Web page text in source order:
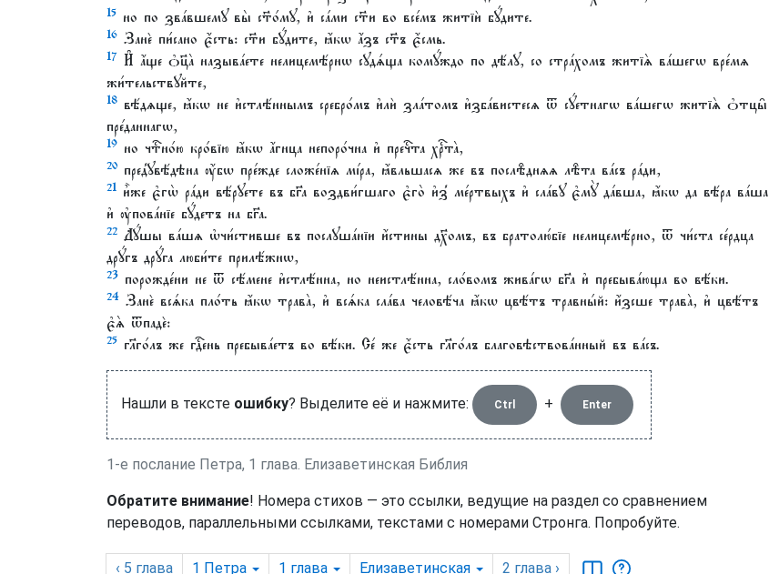
15 но по зва́вшемꙋ вы̀ ст҃о́мꙋ, и҆ са́ми ст҃и во все́мъ житїѝ бꙋ́дите.
16 Занѐ пи́сано є҆́сть: ст҃и бꙋ́дите, ꙗ҆́кѡ а҆́зъ ст҃ъ є҆́смь.
17 И҆ а҆́ще ѻ҆ц҃а̀ называ́ете нелицемѣ́рнѡ сꙋдѧ́ща комꙋ́ждо по дѣ́лꙋ, со стра́хомъ житїѧ̀ ва́шегѡ вре́мѧ
жи́тельствꙋйте,
18 вѣ́дѧще, ꙗ҆́кѡ не и҆стлѣ́ннымъ сребро́мъ и҆лѝ зла́томъ и҆зба́вистесѧ ѿ сꙋ́етнагѡ ва́шегѡ житїѧ̀ ѻ҆тцы̑
пре́даннагѡ,
19 но чтⷭ҇но́ю кро́вїю ꙗ҆́кѡ а҆́гнца непоро́чна и҆ пречⷭ҇та хрⷭ҇та̀,
20 пред̾ꙋвѣ́дѣна ᲂу҆́бѡ пре́жде сложе́нїѧ мі́ра, ꙗ҆́вльшасѧ же въ послѣ̑днѧѧ лѣ̑та ва́съ ра́ди,
21 и҆̀же є҆гѡ̀ ра́ди вѣ́рꙋете въ бг҃а воздви́гшаго є҆го̀ и҆з̾ ме́ртвыхъ и҆ сла́вꙋ є҆мꙋ̀ да́вша, ꙗ҆́кѡ да вѣ́ра ва́ша
и҆ ᲂу҆пова́нїе бꙋ́детъ на бг҃а.
22 Дꙋ́шы ва́шѧ ѡ҆чи́стивше въ послꙋша́нїи и҆́стины дх҃омъ, въ братолю́бїе нелицемѣ́рно, ѿ чи́ста се́рдца
дрꙋ́гъ дрꙋ́га люби́те прилѣ́жнѡ,
23 порожде́ни не ѿ сѣ́мене и҆стлѣ́нна, но неистлѣ́нна, сло́вомъ жива́гѡ бг҃а и҆ пребыва́юща во вѣ́ки.
24 Занѐ всѧ́ка пло́ть ꙗ҆́кѡ трава̀, и҆ всѧ́ка сла́ва человѣ́ча ꙗ҆́кѡ цвѣ́тъ травны́й: и҆́зсше трава̀, и҆ цвѣ́тъ
є҆ѧ̀ ѿпадѐ:
25 гл҃го́лъ же гдⷭ҇ень пребыва́етъ во вѣ́ки. Се́ же є҆́сть гл҃го́лъ благовѣствова́нный въ ва́съ.
Нашли в тексте ошибку? Выделите её и нажмите: Ctrl + Enter
1-е послание Петра, 1 глава. Елизаветинская Библия
Обратите внимание! Номера стихов — это ссылки, ведущие на раздел со сравнением
переводов, параллельными ссылками, текстами с номерами Стронга. Попробуйте.
‹ 5 глава 1 Петра 1 глава Елизаветинская 2 глава ›